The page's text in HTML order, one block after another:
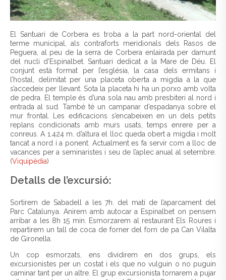
El Santuari de Corbera es troba a la part nord-oriental del
terme municipal, als contraforts meridionals dels Rasos de
Peguera, al peu de la serra de Corbera enlairada per damunt
del nucli d’Espinalbet. Santuari dedicat a la Mare de Déu. El
conjunt està format per l’església, la casa dels ermitans i
l’hostal, delimitat per una placeta oberta a migdia a la que
s’accedeix per llevant. Sota la placeta hi ha un porxo amb volta
de pedra. El temple és d’una sola nau amb presbiteri al nord i
entrada al sud. També té un campanar d’espadanya sobre el
mur frontal. Les edificacions s’encabeixen en un dels petits
replans condicionats amb murs usats, temps enrere per a
conreus. A 1.424 m. d’altura el lloc queda obert a migdia i molt
tancat a nord i a ponent. Actualment es fa servir com a lloc de
vacances per a seminaristes i seu de l’aplec anual al setembre.
(Viquipèdia)
Detalls de l’excursió:
Sortirem de Sabadell a les 7h. del matí de l’aparcament del
Parc Catalunya. Anirem amb autocar a Espinalbet on pensem
arribar a les 8h 15 min. Esmorzarem al restaurant Els Roures i
repartirem un tall de coca de forner del forn de pa Can Vilalta
de Gironella.
Un cop esmorzats, ens dividirem en dos grups, els
excursionistes per un costat i els que no vulguin o no puguin
caminar tant per un altre. El grup excursionista tornarem a pujar